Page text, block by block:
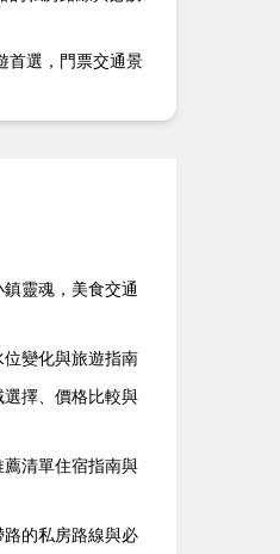
首選，門票交通景
靈魂，美食交通
變化與旅遊指南
擇、價格比較與
清單住宿指南與
的私房路線與必